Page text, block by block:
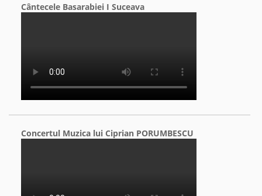
Cântecele Basarabiei I Suceava
Concertul Muzica lui Ciprian PORUMBESCU